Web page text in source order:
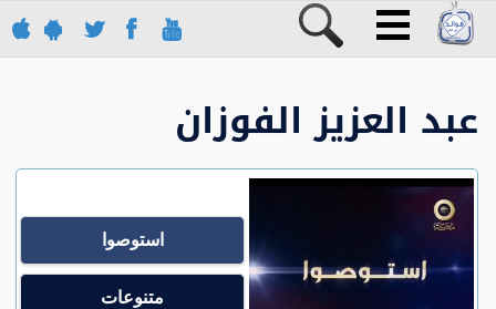
عبد العزيز الفوزان
استوصوا
متنوعات